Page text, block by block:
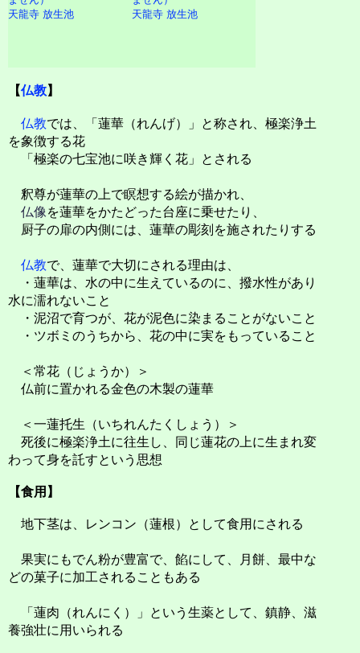
天龍寺 放生池 天龍寺 放生池
【仏教】
仏教では、「蓮華（れんげ）」と称され、極楽浄土
を象徴する花
「極楽の七宝池に咲き輝く花」とされる
釈尊が蓮華の上で瞑想する絵が描かれ、
仏像を蓮華をかたどった台座に乗せたり、
厨子の扉の内側には、蓮華の彫刻を施されたりする
仏教で、蓮華で大切にされる理由は、
・蓮華は、水の中に生えているのに、撥水性があり
水に濡れないこと
・泥沼で育つが、花が泥色に染まることがないこと
・ツボミのうちから、花の中に実をもっていること
＜常花（じょうか）＞
仏前に置かれる金色の木製の蓮華
＜一蓮托生（いちれんたくしょう）＞
死後に極楽浄土に往生し、同じ蓮花の上に生まれ変
わって身を託すという思想
【食用】
地下茎は、レンコン（蓮根）として食用にされる
果実にもでん粉が豊富で、餡にして、月餅、最中な
どの菓子に加工されることもある
「蓮肉（れんにく）」という生薬として、鎮静、滋
養強壮に用いられる